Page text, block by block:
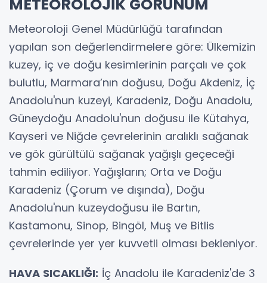
METEOROLOJİK GÖRÜNÜM
Meteoroloji Genel Müdürlüğü tarafından
yapılan son değerlendirmelere göre: Ülkemizin
kuzey, iç ve doğu kesimlerinin parçalı ve çok
bulutlu, Marmara’nın doğusu, Doğu Akdeniz, İç
Anadolu'nun kuzeyi, Karadeniz, Doğu Anadolu,
Güneydoğu Anadolu'nun doğusu ile Kütahya,
Kayseri ve Niğde çevrelerinin aralıklı sağanak
ve gök gürültülü sağanak yağışlı geçeceği
tahmin ediliyor. Yağışların; Orta ve Doğu
Karadeniz (Çorum ve dışında), Doğu
Anadolu'nun kuzeydoğusu ile Bartın,
Kastamonu, Sinop, Bingöl, Muş ve Bitlis
çevrelerinde yer yer kuvvetli olması bekleniyor.
HAVA SICAKLIĞI: İç Anadolu ile Karadeniz'de 3